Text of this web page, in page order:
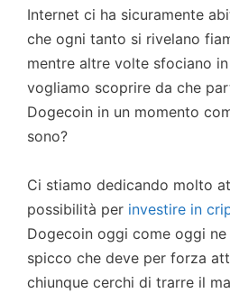
Internet ci ha sicuramente
che ogni tanto si rivelano
mentre altre volte sfociano
vogliamo scoprire da che
Dogecoin in un momento
sono?
Ci stiamo dedicando molto
possibilità per investire in
Dogecoin oggi come oggi
spicco che deve per forza
chiunque cerchi di trarre il